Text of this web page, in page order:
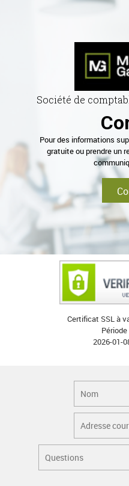
Société de
Pour des informations
gratuite ou prendre un
Certificat SSL à
2026-01-